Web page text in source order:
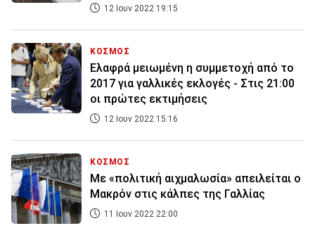
12 Ιουν 2022 19:15
ΚΟΣΜΟΣ
Ελαφρά μειωμένη η συμμετοχή από το
2017 για γαλλικές εκλογές - Στις 21:00
οι πρώτες εκτιμήσεις
12 Ιουν 2022 15:16
ΚΟΣΜΟΣ
Με «πολιτική αιχμαλωσία» απειλείται ο
Μακρόν στις κάλπες της Γαλλίας
11 Ιουν 2022 22:00